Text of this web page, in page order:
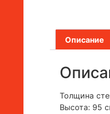
Описание
Толщина
Высота: 95